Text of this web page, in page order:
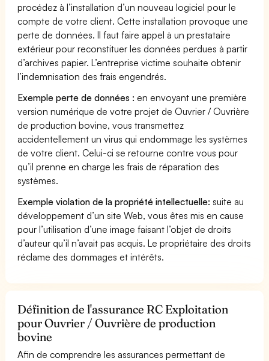
procédez à l’installation d’un nouveau logiciel pour le
compte de votre client. Cette installation provoque une
perte de données. Il faut faire appel à un prestataire
extérieur pour reconstituer les données perdues à partir
d’archives papier. L’entreprise victime souhaite obtenir
l’indemnisation des frais engendrés.
Exemple perte de données : en envoyant une première
version numérique de votre projet de Ouvrier / Ouvrière
de production bovine, vous transmettez
accidentellement un virus qui endommage les systèmes
de votre client. Celui-ci se retourne contre vous pour
qu’il prenne en charge les frais de réparation des
systèmes.
Exemple violation de la propriété intellectuelle: suite au
développement d’un site Web, vous êtes mis en cause
pour l’utilisation d’une image faisant l’objet de droits
d’auteur qu’il n’avait pas acquis. Le propriétaire des droits
réclame des dommages et intérêts.
Définition de l'assurance RC Exploitation
pour Ouvrier / Ouvrière de production
bovine
Afin de comprendre les assurances permettant de